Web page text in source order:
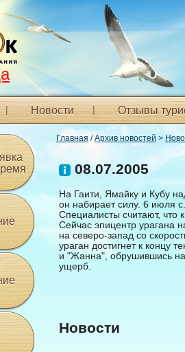
Новости Отзывы
Главная /Архив новостей >
08.07.2005
На Гаити, Ямайку и Кубу
он набирает силу. 6 июля
Специалисты считают, что
Сейчас эпицентр урагана
на северо-запад со
ураган достигнет к концу
и "Жанна", обрушившись
ущерб.
Новости